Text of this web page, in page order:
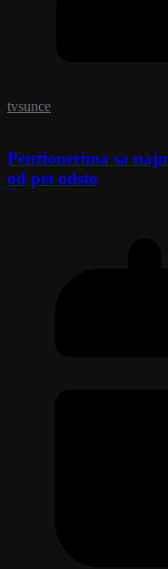
tvsunce
Penzionerima sa
od pet odsto